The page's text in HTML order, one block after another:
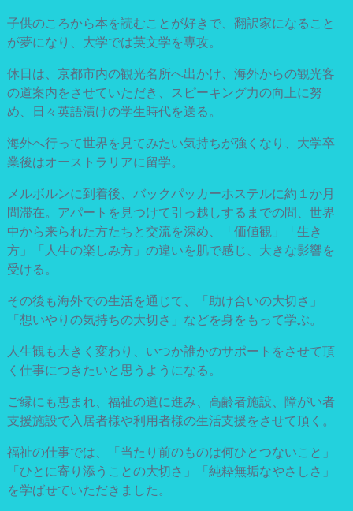
子供のころから本を読むことが好きで、翻訳家になること
が夢になり、大学では英文学を専攻。
休日は、京都市内の観光名所へ出かけ、海外からの観光客
の道案内をさせていただき、スピーキング力の向上に努
め、日々英語漬けの学生時代を送る。
海外へ行って世界を見てみたい気持ちが強くなり、大学卒
業後はオーストラリアに留学。
メルボルンに到着後、バックパッカーホステルに約１か月
間滞在。アパートを見つけて引っ越しするまでの間、世界
中から来られた方たちと交流を深め、「価値観」「生き
方」「人生の楽しみ方」の違いを肌で感じ、大きな影響を
受ける。
その後も海外での生活を通じて、「助け合いの大切さ」
「想いやりの気持ちの大切さ」などを身をもって学ぶ。
人生観も大きく変わり、いつか誰かのサポートをさせて頂
く仕事につきたいと思うようになる。
ご縁にも恵まれ、福祉の道に進み、高齢者施設、障がい者
支援施設で入居者様や利用者様の生活支援をさせて頂く。
福祉の仕事では、「当たり前のものは何ひとつないこと」
「ひとに寄り添うことの大切さ」「純粋無垢なやさしさ」
を学ばせていただきました。